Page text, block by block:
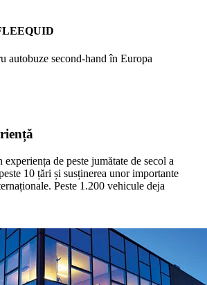
autobuze second-hand în Europa
de peste jumătate de secol a
10 țări și susținerea unor importante
Peste 1.200 vehicule deja